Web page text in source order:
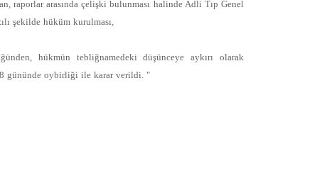
raporlar arasında çelişki bulunması halinde Adli Tıp Genel
şekilde hüküm kurulması,
hükmün tebliğnamedeki düşünceye aykırı olarak
gününde oybirliği ile karar verildi. "